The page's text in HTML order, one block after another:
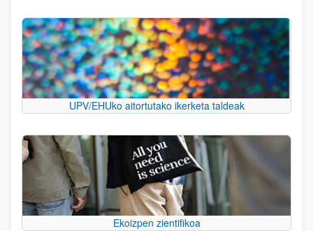
UPV/EHUko aitortutako ikerketa taldeak
Ekoizpen zientifikoa